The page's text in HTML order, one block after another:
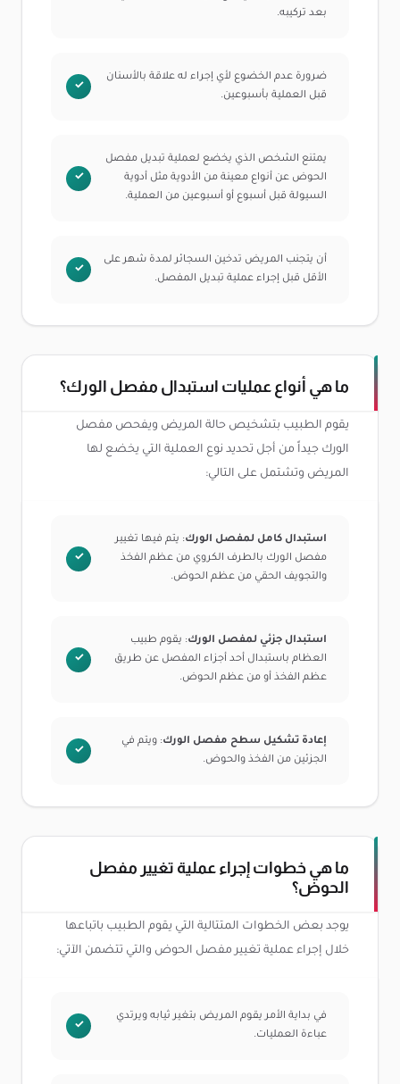
بعد تركيبه.
ضرورة عدم الخضوع لأي إجراء له علاقة بالأسنان
قبل العملية بأسبوعين.
يمتنع الشخص الذي يخضع لعملية تبديل مفصل
الحوض عن أنواع معينة من الأدوية مثل أدوية
السيولة قبل أسبوع أو أسبوعين من العملية.
أن يتجنب المريض تدخين السجائر لمدة شهر على
الأقل قبل إجراء عملية تبديل المفصل.
ما هي أنواع عمليات استبدال مفصل الورك؟
يقوم الطبيب بتشخيص حالة المريض ويفحص مفصل
الورك جيداً من أجل تحديد نوع العملية التي يخضع لها
المريض وتشتمل على التالي:
استبدال كامل لمفصل الورك: يتم فيها تغيير
مفصل الورك بالطرف الكروي من عظم الفخذ
والتجويف الحقي من عظم الحوض.
استبدال جزئي لمفصل الورك: يقوم طبيب
العظام باستبدال أحد أجزاء المفصل عن طريق
عظم الفخذ أو من عظم الحوض.
إعادة تشكيل سطح مفصل الورك: ويتم في
الجزئين من الفخذ والحوض.
ما هي خطوات إجراء عملية تغيير مفصل
الحوض؟
يوجد بعض الخطوات المتتالية التي يقوم الطبيب باتباعها
خلال إجراء عملية تغيير مفصل الحوض والتي تتضمن الآتي:
في بداية الأمر يقوم المريض بتغير ثيابه ويرتدي
عباءة العمليات.